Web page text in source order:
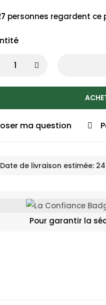
personnes regardent ce
ma question
Date de livraison estimée: 24
Pour garantir la